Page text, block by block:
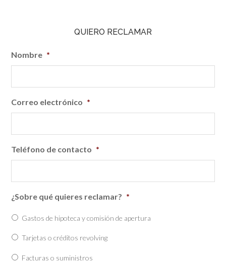
QUIERO RECLAMAR
Nombre *
Correo electrónico *
Teléfono de contacto *
¿Sobre qué quieres reclamar? *
Gastos de hipoteca y comisión de apertura
Tarjetas o créditos revolving
Facturas o suministros